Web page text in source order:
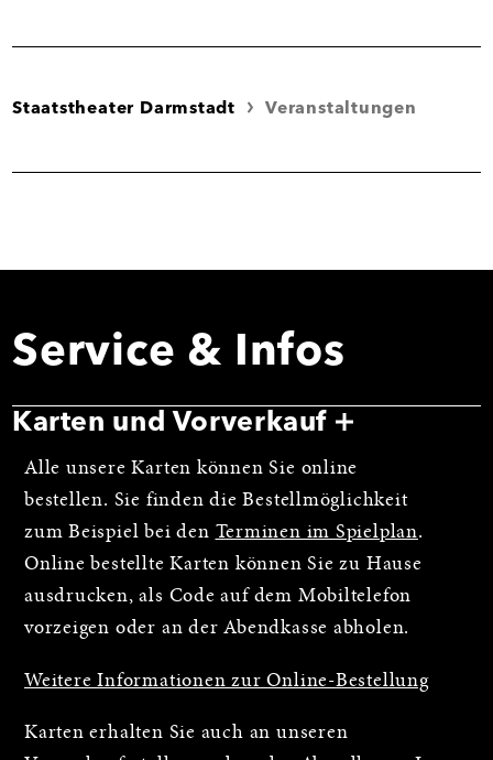
Staatstheater Darmstadt Veranstaltungen
Service & Infos
Karten und Vorverkauf
Alle unsere Karten können Sie online
bestellen. Sie finden die Bestellmöglichkeit
zum Beispiel bei den Terminen im Spielplan.
Online bestellte Karten können Sie zu Hause
ausdrucken, als Code auf dem Mobiltelefon
vorzeigen oder an der Abendkasse abholen.
Weitere Informationen zur Online-Bestellung
Karten erhalten Sie auch an unseren